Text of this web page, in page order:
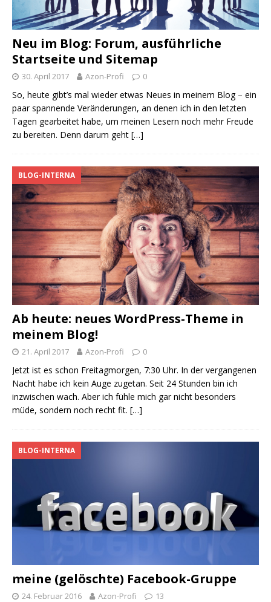
Neu im Blog: Forum, ausführliche
Startseite und Sitemap
30. April 2017 Azon-Profi 0
So, heute gibt’s mal wieder etwas Neues in meinem Blog – ein
paar spannende Veränderungen, an denen ich in den letzten
Tagen gearbeitet habe, um meinen Lesern noch mehr Freude
zu bereiten. Denn darum geht […]
BLOG-INTERNA
Ab heute: neues WordPress-Theme in
meinem Blog!
21. April 2017 Azon-Profi 0
Jetzt ist es schon Freitagmorgen, 7:30 Uhr. In der vergangenen
Nacht habe ich kein Auge zugetan. Seit 24 Stunden bin ich
inzwischen wach. Aber ich fühle mich gar nicht besonders
müde, sondern noch recht fit. […]
BLOG-INTERNA
meine (gelöschte) Facebook-Gruppe
24. Februar 2016 Azon-Profi 13